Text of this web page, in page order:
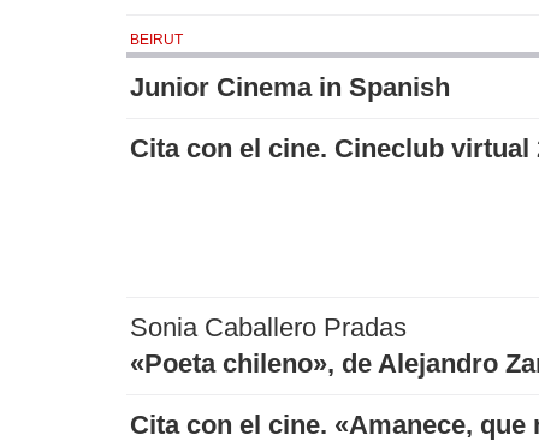
BEIRUT
Junior Cinema in Spanish
Cita con el cine. Cineclub virtual
Sonia Caballero Pradas
«Poeta chileno», de Alejandro
Cita con el cine. «Amanece, que